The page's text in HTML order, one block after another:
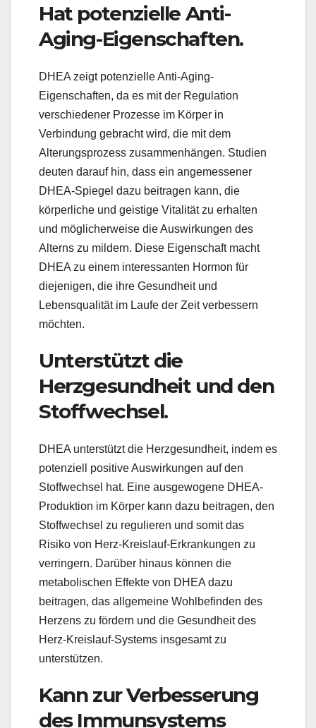
Hat potenzielle Anti-
Aging-Eigenschaften.
DHEA zeigt potenzielle Anti-Aging-
Eigenschaften, da es mit der Regulation
verschiedener Prozesse im Körper in
Verbindung gebracht wird, die mit dem
Alterungsprozess zusammenhängen. Studien
deuten darauf hin, dass ein angemessener
DHEA-Spiegel dazu beitragen kann, die
körperliche und geistige Vitalität zu erhalten
und möglicherweise die Auswirkungen des
Alterns zu mildern. Diese Eigenschaft macht
DHEA zu einem interessanten Hormon für
diejenigen, die ihre Gesundheit und
Lebensqualität im Laufe der Zeit verbessern
möchten.
Unterstützt die
Herzgesundheit und den
Stoffwechsel.
DHEA unterstützt die Herzgesundheit, indem es
potenziell positive Auswirkungen auf den
Stoffwechsel hat. Eine ausgewogene DHEA-
Produktion im Körper kann dazu beitragen, den
Stoffwechsel zu regulieren und somit das
Risiko von Herz-Kreislauf-Erkrankungen zu
verringern. Darüber hinaus können die
metabolischen Effekte von DHEA dazu
beitragen, das allgemeine Wohlbefinden des
Herzens zu fördern und die Gesundheit des
Herz-Kreislauf-Systems insgesamt zu
unterstützen.
Kann zur Verbesserung
des Immunsystems